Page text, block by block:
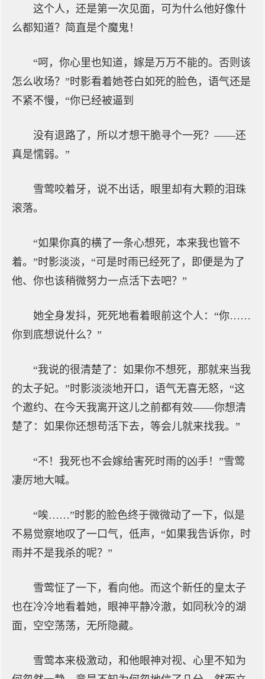
这个人，还是第一次见面，可为什么他好像什
么都知道？简直是个魔鬼！
“呵，你心里也知道，嫁是万万不能的。否则该
怎么收场？”时影看着她苍白如死的脸色，语气还是
不紧不慢，“你已经被逼到
没有退路了，所以才想干脆寻个一死？——还
真是懦弱。”
雪莺咬着牙，说不出话，眼里却有大颗的泪珠
滚落。
“如果你真的横了一条心想死，本来我也管不
着。”时影淡淡，“可是时雨已经死了，即便是为了
他、你也该稍微努力一点活下去吧？”
她全身发抖，死死地看着眼前这个人：“你……
你到底想说什么？”
“我说的很清楚了：如果你不想死，那就来当我
的太子妃。”时影淡淡地开口，语气无喜无怒，“这
个邀约、在今天我离开这儿之前都有效——你想清
楚了：如果你还想苟活下去，等会儿就来找我。”
“不！我死也不会嫁给害死时雨的凶手！”雪莺
凄厉地大喊。
“唉……”时影的脸色终于微微动了一下，似是
不易觉察地叹了一口气，低声，“如果我告诉你，时
雨并不是我杀的呢？”
雪莺怔了一下，看向他。而这个新任的皇太子
也在冷冷地看着她，眼神平静冷澈，如同秋冷的湖
面，空空荡荡，无所隐藏。
雪莺本来极激动，和他眼神对视、心里不知为